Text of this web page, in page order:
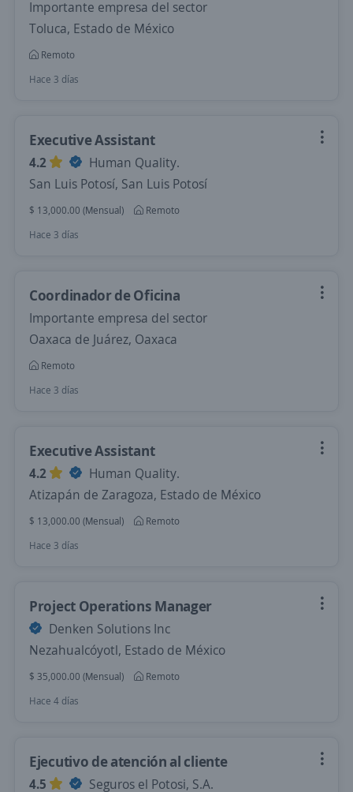
Importante empresa del sector
Toluca, Estado de México
Remoto
Hace 3 días
Executive Assistant
4.2
Human Quality.
San Luis Potosí, San Luis Potosí
$ 13,000.00 (Mensual)
Remoto
Hace 3 días
Coordinador de Oficina
Importante empresa del sector
Oaxaca de Juárez, Oaxaca
Remoto
Hace 3 días
Executive Assistant
4.2
Human Quality.
Atizapán de Zaragoza, Estado de México
$ 13,000.00 (Mensual)
Remoto
Hace 3 días
Project Operations Manager
Denken Solutions Inc
Nezahualcóyotl, Estado de México
$ 35,000.00 (Mensual)
Remoto
Hace 4 días
Ejecutivo de atención al cliente
4.5
Seguros el Potosi, S.A.